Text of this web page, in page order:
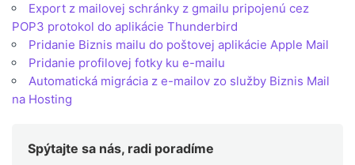
Export z mailovej schránky z gmailu pripojenú cez
POP3 protokol do aplikácie Thunderbird
Pridanie Biznis mailu do poštovej aplikácie Apple Mail
Pridanie profilovej fotky ku e-mailu
Automatická migrácia z e-mailov zo služby Biznis Mail
na Hosting
Spýtajte sa nás, radi poradíme